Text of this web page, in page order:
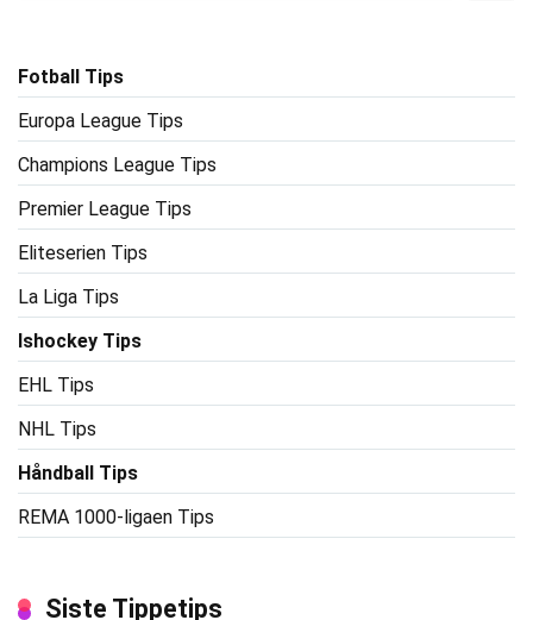
Fotball Tips
Europa League Tips
Champions League Tips
Premier League Tips
Eliteserien Tips
La Liga Tips
Ishockey Tips
EHL Tips
NHL Tips
Håndball Tips
REMA 1000-ligaen Tips
Siste Tippetips